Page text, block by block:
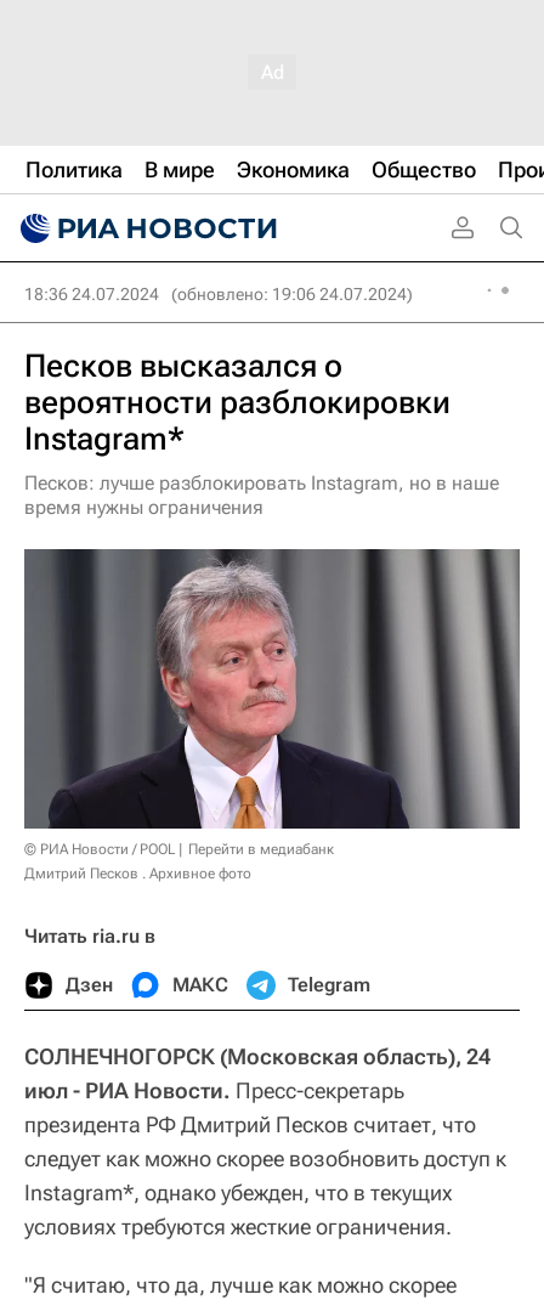
Политика В мире Экономика Общество
18:36 24.07.2024 (обновлено: 19:06 24.07.2024)
Песков высказался о
вероятности разблокировки
Instagram*
Песков: лучше разблокировать Instagram, но в наше
время нужны ограничения
© РИА Новости / POOL
Перейти в медиабанк
Дмитрий Песков . Архивное фото
Читать ria.ru в
Дзен МАКС Telegram
СОЛНЕЧНОГОРСК (Московская область), 24
июл - РИА Новости. Пресс-секретарь
президента РФ Дмитрий Песков считает, что
следует как можно скорее возобновить доступ к
Instagram*, однако убежден, что в текущих
условиях требуются жесткие ограничения.
"Я считаю, что да, лучше как можно скорее